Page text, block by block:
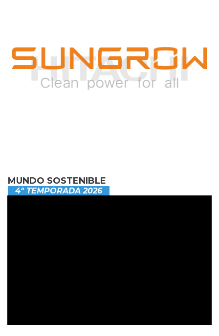
MUNDO SOSTENIBLE
4ª TEMPORADA 2026